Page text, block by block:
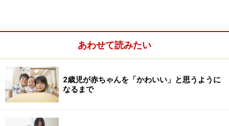
幼児に歌って聴かせることを想定して、課題曲
の両方を弾き歌いする。
求められる力：保育士として必要な歌、伴奏の
あわせて読みたい
2歳児が赤ちゃんを「かわいい」と思うように
なるまで